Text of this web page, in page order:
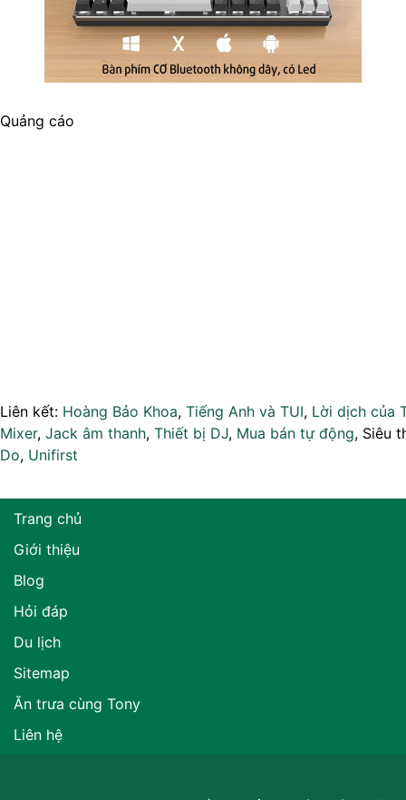
Quảng cáo
Liên kết: Hoàng Bảo Khoa, Tiếng Anh và TUI, Lời dịch của
Mixer, Jack âm thanh, Thiết bị DJ, Mua bán tự động, Siêu
Do, Unifirst
Trang chủ
Giới thiệu
Blog
Hỏi đáp
Du lịch
Sitemap
Ăn trưa cùng Tony
Liên hệ